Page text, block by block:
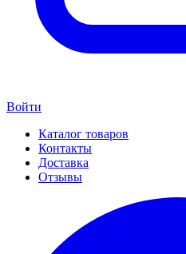
Войти
Каталог товаров
Контакты
Доставка
Отзывы